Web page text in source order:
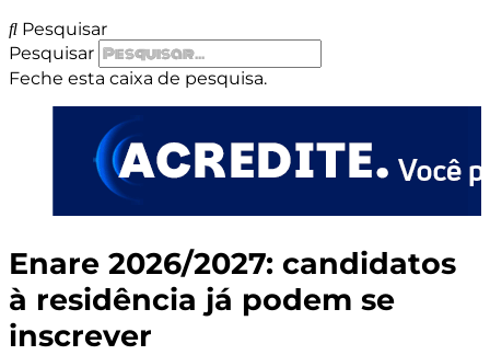
Pesquisar
Pesquisar
Feche esta caixa de pesquisa.
Enare 2026/2027: candidatos
à residência já podem se
inscrever